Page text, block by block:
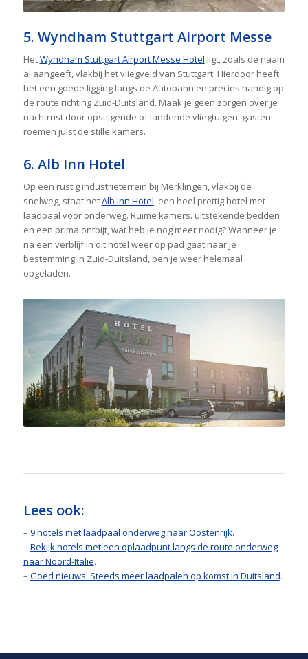
5. Wyndham Stuttgart Airport Messe
HetWyndham Stuttgart Airport Messe Hotel ligt, zoals de naam
al aangeeft, vlakbij het vliegveld van Stuttgart. Hierdoor heeft
het een goede ligging langs de Autobahn en precies handig op
de route richting Zuid-Duitsland. Maak je geen zorgen over je
nachtrust door opstijgende of landende vliegtuigen: gasten
roemen juist de stille kamers.
6. Alb Inn Hotel
Op een rustig industrieterrein bij Merklingen, vlakbij de
snelweg, staat hetAlb Inn Hotel, een heel prettig hotel met
laadpaal voor onderweg. Ruime kamers. uitstekende bedden
en een prima ontbijt, wat heb je nog meer nodig? Wanneer je
na een verblijf in dit hotel weer op pad gaat naar je
bestemming in Zuid-Duitsland, ben je weer helemaal
opgeladen.
Lees ook:
– 9 hotels met laadpaal onderweg naar Oostenrijk.
– Bekijk hotels met een oplaadpunt langs de route onderweg
naar Noord-Italië.
– Goed nieuws: Steeds meer laadpalen op komst in Duitsland.